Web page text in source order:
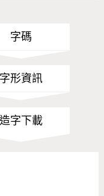
字碼
字形資訊
造字下載